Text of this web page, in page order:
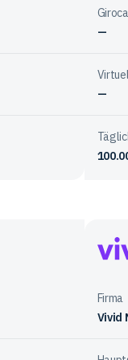
—
—
Firma
Vivid